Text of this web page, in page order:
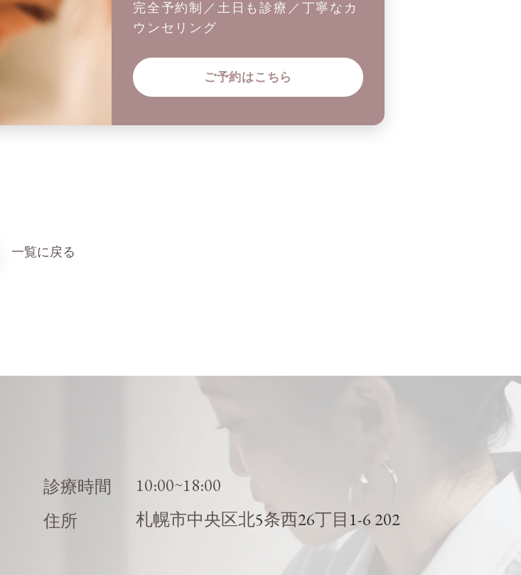
完全予約制／土日も診療／丁寧なカ
ウンセリング
ご予約はこちら
一覧に戻る
診療時間 10:00~18:00
住所 札幌市中央区北5条西26丁目 1-6 202